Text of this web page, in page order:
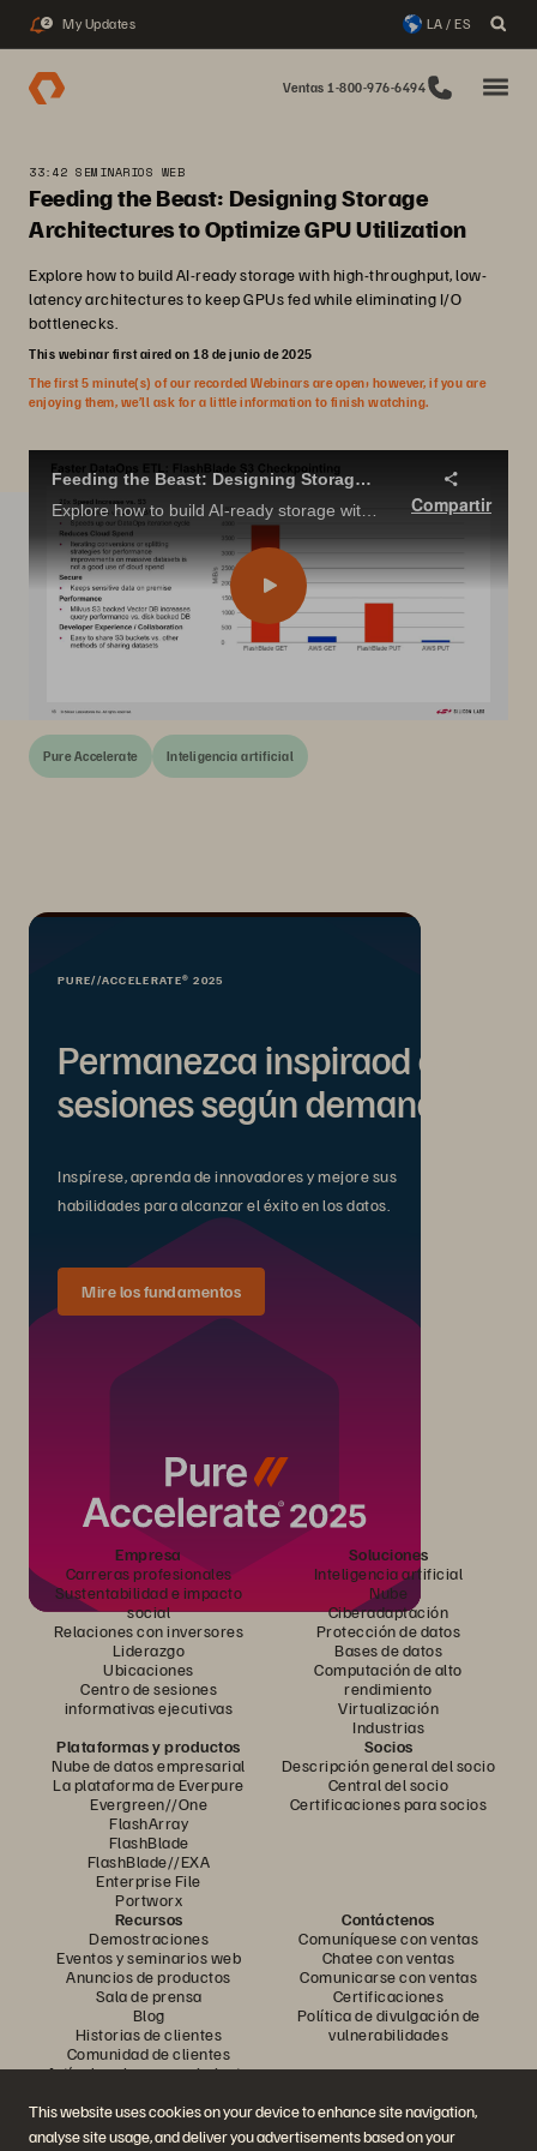
This website uses cookies on your device to enhance site navigation,
analyse site usage, and deliver you advertisements based on your
2 My Updates LA / ES
Ventas 1-800-976-6494
33:42 SEMINARIOS WEB
Feeding the Beast: Designing Storage
Architectures to Optimize GPU Utilization
Explore how to build AI-ready storage with high-throughput, low-
latency architectures to keep GPUs fed while eliminating I/O
bottlenecks.
This webinar first aired on 18 de junio de 2025
The first 5 minute(s) of our recorded Webinars are open; however, if you are
enjoying them, we’ll ask for a little information to finish watching.
Feeding the Beast: Designing Storage Architectures to Optimize GPU Utilization
Explore how to build AI-ready storage with high-throughput, low-latency architectures to keep GPUs fed while eliminating I/O bottlenecks.
Compartir
Pure Accelerate Inteligencia artificial
PURE//ACCELERATE® 2025
Permanezca inspiraod con
sesiones según demanda.
Inspírese, aprenda de innovadores y mejore sus
habilidades para alcanzar el éxito en los datos.
Mire los fundamentos
Empresa
Carreras profesionales
Sustentabilidad e impacto
social
Relaciones con inversores
Liderazgo
Ubicaciones
Centro de sesiones
informativas ejecutivas
Soluciones
Inteligencia artificial
Nube
Ciberadaptación
Protección de datos
Bases de datos
Computación de alto
rendimiento
Virtualización
Industrias
Plataformas y productos
Nube de datos empresarial
La plataforma de Everpure
Evergreen//One
FlashArray
FlashBlade
FlashBlade//EXA
Enterprise File
Portworx
Socios
Descripción general del socio
Central del socio
Certificaciones para socios
Recursos
Demostraciones
Eventos y seminarios web
Anuncios de productos
Sala de prensa
Blog
Historias de clientes
Comunidad de clientes
Artículo sobre conocimiento
Contáctenos
Comuníquese con ventas
Chatee con ventas
Comunicarse con ventas
Certificaciones
Política de divulgación de
vulnerabilidades
Únase a la conversación